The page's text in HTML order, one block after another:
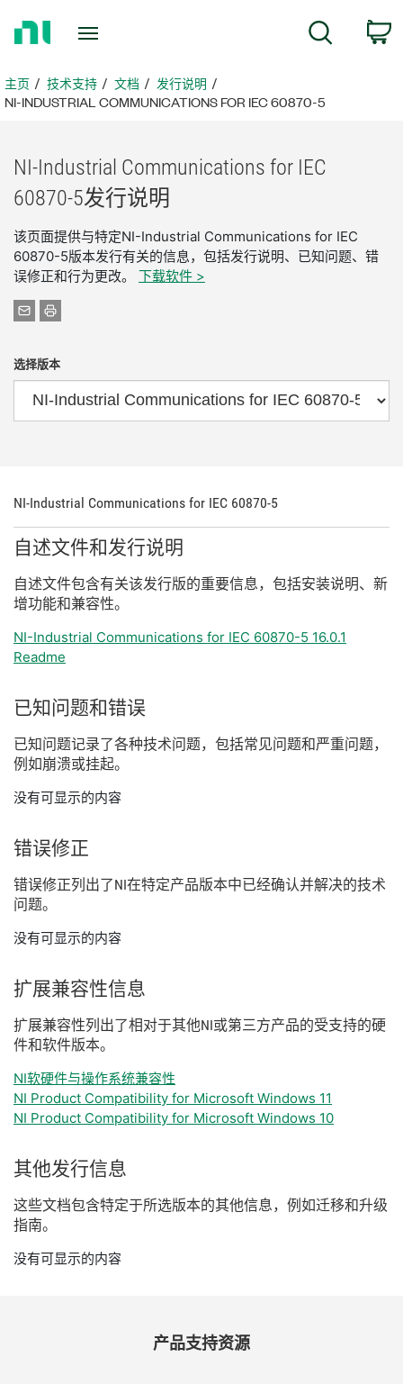
页主页 技术支持 文档
发行说明
NI-INDUSTRIAL COMMUNICATIONS FOR IEC 60870-5
NI-Industrial Communications for IEC
60870-5发行说明
该页面提供与特定NI-Industrial Communications for IEC
60870-5版本发行有关的信息，包括发行说明、已知问题、错
误修正和行为更改。 下载软件 >
选择版本
NI-Industrial Communications for IEC 60870-5
自述文件和发行说明
自述文件包含有关该发行版的重要信息， 包括安装说明、 新
增功能和兼容性。
NI-Industrial Communications for IEC 60870-5 16.0.1
Readme
已知问题和错误
已知问题记录了各种技术问题， 包括常见问题和严重问题，
例如崩溃或挂起。
没有可显示的内容
错误修正
错误修正列出了NI在特定产品版本中已经确认并解决的技术
问题。
没有可显示的内容
扩展兼容性信息
扩展兼容性列出了相对于其他NI或第三方产品的受支持的硬
件和软件版本。
NI软硬件与操作系统兼容性
NI Product Compatibility for Microsoft Windows 11
NI Product Compatibility for Microsoft Windows 10
其他发行信息
这些文档包含特定于所选版本的其他信息， 例如迁移和升级
指南。
没有可显示的内容
产品支持资源